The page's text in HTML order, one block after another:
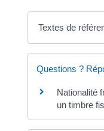
Textes de
Questions ?
Nationalité
un timbre